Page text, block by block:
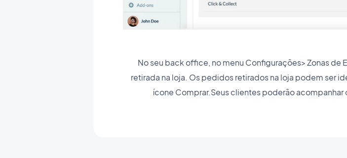
No seu back office, no menu Configurações> Zonas
retirada na loja. Os pedidos retirados na loja podem ser
ícone Comprar.Seus clientes poderão acompanhar